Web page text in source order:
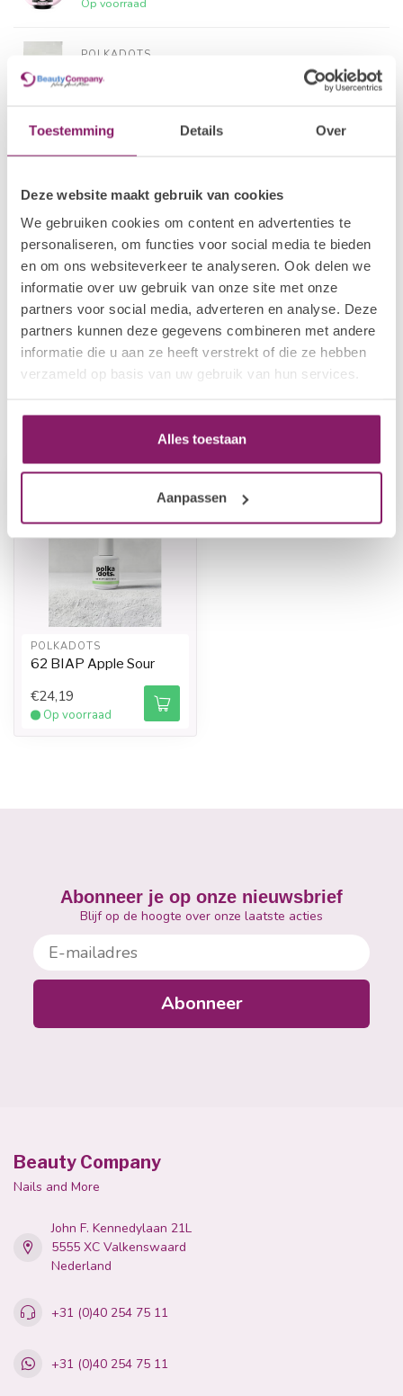
Toestemming Details Over
Deze website maakt gebruik van cookies
We gebruiken cookies om content en advertenties te
personaliseren, om functies voor social media te bieden
en om ons websiteverkeer te analyseren. Ook delen we
informatie over uw gebruik van onze site met onze
partners voor social media, adverteren en analyse. Deze
partners kunnen deze gegevens combineren met andere
informatie die u aan ze heeft verstrekt of die ze hebben
verzameld op basis van uw gebruik van hun services.
Alles toestaan
Aanpassen
POLKADOTS
Op voorraad
€24,19
I.AM NAIL SYSTEMS
Brush Builder - Soft Blush
POLKADOTS
26 BIAP Cherry
Op voorraad
€24,19
POLKADOTS
16 BIAP Safou
Op voorraad
€24,19
Recent bekeken
POLKADOTS
62 BIAP Apple Sour
€24,19
Op voorraad
Abonneer je op onze nieuwsbrief
Blijf op de hoogte over onze laatste acties
E-mailadres
Abonneer
Beauty Company
Nails and More
John F. Kennedylaan 21L
5555 XC Valkenswaard
Nederland
+31 (0)40 254 75 11
+31 (0)40 254 75 11